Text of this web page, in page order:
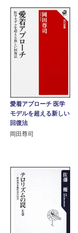
愛着アプローチ 医学
モデルを超える新しい
回復法
岡田尊司